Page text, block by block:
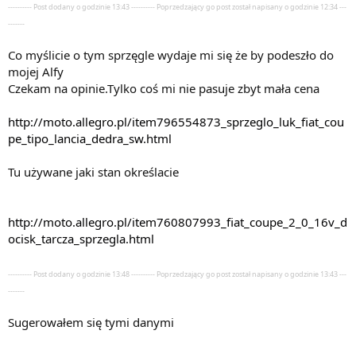
---------- Post dodany o godzinie 13:43 ---------- Poprzedzający go post został napisany o godzinie 12:34 ---
-------
Co myślicie o tym sprzęgle wydaje mi się że by podeszło do
mojej Alfy
Czekam na opinie.Tylko coś mi nie pasuje zbyt mała cena
http://moto.allegro.pl/item796554873_sprzeglo_luk_fiat_cou
pe_tipo_lancia_dedra_sw.html
Tu używane jaki stan określacie
http://moto.allegro.pl/item760807993_fiat_coupe_2_0_16v_d
ocisk_tarcza_sprzegla.html
---------- Post dodany o godzinie 13:48 ---------- Poprzedzający go post został napisany o godzinie 13:43 ---
-------
Sugerowałem się tymi danymi